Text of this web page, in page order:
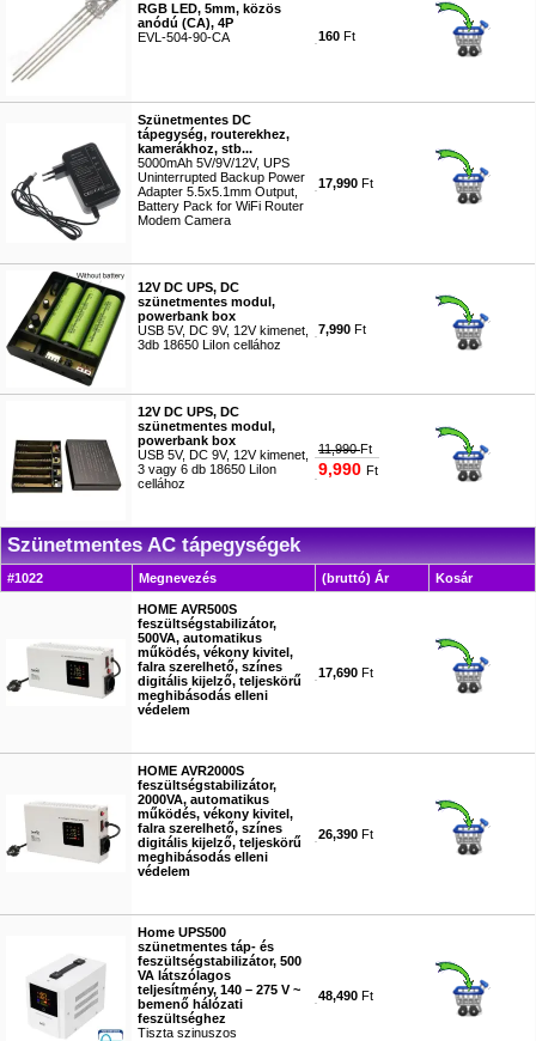
RGB LED, 5mm, közös
anódú (CA), 4P
EVL-504-90-CA
160 Ft
Szünetmentes DC
tápegység, routerekhez,
kamerákhoz, stb...
5000mAh 5V/9V/12V, UPS
Uninterrupted Backup Power
Adapter 5.5x5.1mm Output,
Battery Pack for WiFi Router
Modem Camera
17,990 Ft
12V DC UPS, DC
szünetmentes modul,
powerbank box
USB 5V, DC 9V, 12V kimenet,
3db 18650 LiIon cellához
7,990 Ft
12V DC UPS, DC
szünetmentes modul,
powerbank box
USB 5V, DC 9V, 12V kimenet,
3 vagy 6 db 18650 LiIon
cellához
11,990Ft
9,990 Ft
Szünetmentes AC tápegységek
#1022 Megnevezés (bruttó) Ár Kosár
HOME AVR500S
feszültségstabilizátor,
500VA, automatikus
működés, vékony kivitel,
falra szerelhető, színes
digitális kijelző, teljeskörű
meghibásodás elleni
védelem
17,690 Ft
HOME AVR2000S
feszültségstabilizátor,
2000VA, automatikus
működés, vékony kivitel,
falra szerelhető, színes
digitális kijelző, teljeskörű
meghibásodás elleni
védelem
26,390 Ft
Home UPS500
szünetmentes táp- és
feszültségstabilizátor, 500
VA látszólagos
teljesítmény, 140 – 275 V ~
bemenő hálózati
feszültséghez
Tiszta szinuszos
48,490 Ft